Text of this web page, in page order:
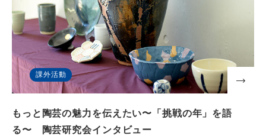
課外活動
もっと陶芸の魅力を伝えたい〜「挑戦の年」を語
る〜 陶芸研究会インタビュー